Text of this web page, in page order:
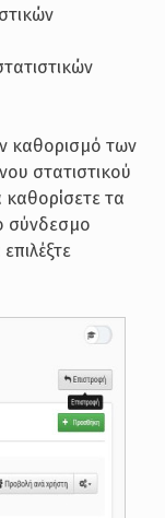
καθορισμό των
στατιστικού
τα
σύνδεσμο